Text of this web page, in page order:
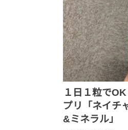
１日１粒で
プリ「ネイチ
&ミネラル」